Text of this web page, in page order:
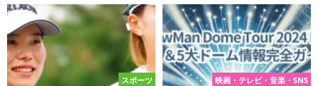
スポーツ 映画・テレビ・音楽・SNS